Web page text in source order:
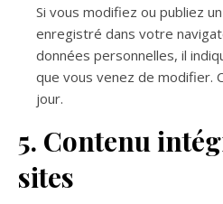
Si vous modifiez ou publiez
enregistré dans votre
données personnelles, il
que vous venez de modifier.
jour.
5. Contenu
sites